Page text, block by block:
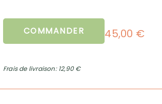
COMMANDER 45,00 €
Frais de livraison: 12,90 €